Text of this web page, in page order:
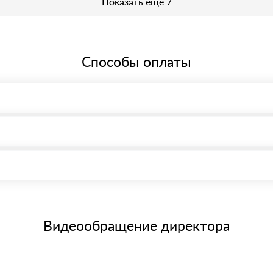
Способы оплаты
банковским картам
Видеообращение директора